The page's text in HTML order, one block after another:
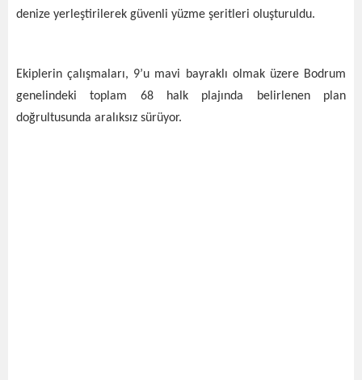
denize yerleştirilerek güvenli yüzme şeritleri oluşturuldu.
Ekiplerin çalışmaları, 9’u mavi bayraklı olmak üzere Bodrum
genelindeki toplam 68 halk plajında belirlenen plan
doğrultusunda aralıksız sürüyor.